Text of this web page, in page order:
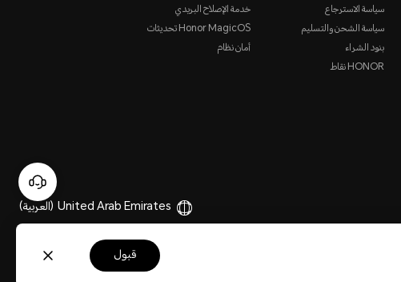
سياسة الاسترجاع
سياسة الشحن والتسليم
بنود الشراء
HONOR نقاط
خدمة الإصلاح البريدي
Honor MagicOS تحديثات
أمان نظام
United Arab Emirates (العربية)
قبول